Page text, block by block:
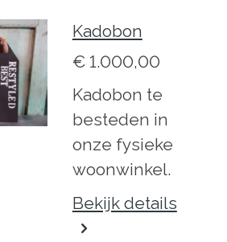
Kadobon
€ 1.000,00
Kadobon te
besteden in
onze fysieke
woonwinkel.
Bekijk details